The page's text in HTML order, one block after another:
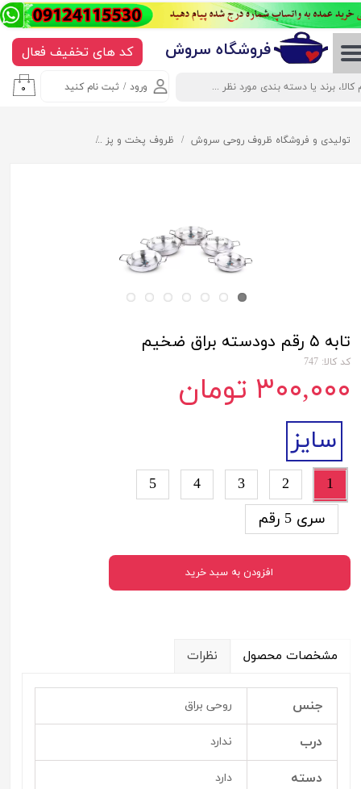
ورود / ثبت نام کنید
حساب کاربری من
تغییر گذر واژه
خروج از حساب کاربری
۰
​​​​​​​​فروشگاه سروش کد های تخفیف فعال
تولیدی و فروشگاه ظروف روحی سروش ظروف پخت و پز
تابه ۵ رقم دودسته براق ضخیم
کد کالا: 747
۳۰۰,۰۰۰ تومان
سایز
1
2
3
4
5
سری 5 رقم
افزودن به سبد خرید
مشخصات محصول نظرات
جنس روحی براق
درب ندارد
دسته دارد